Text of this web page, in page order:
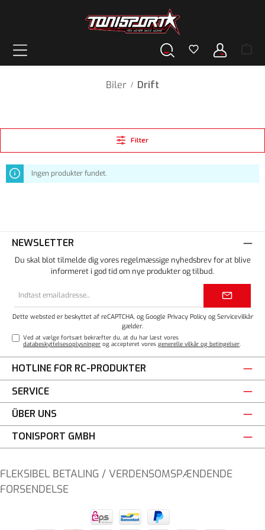
Biler / Drift
Filter
Ingen produkter fundet.
NEWSLETTER
Du skal blot tilmelde dig vores regelmæssige nyhedsbrev for at blive
informeret i god tid om nye produkter og tilbud.
Dette websted er beskyttet af reCAPTCHA, og Google Privacy Policyog Servicevilkår
gælder.
Ved at vælge fortsæt bekræfter du, at du har læst vores
databeskyttelsesoplysninger og accepteret voresgenerelle vilkår og betingelser.
HOTLINE FOR RC-PRODUKTER
SERVICE
ÜBER UNS
TONISPORT GMBH
FLEKSIBEL BETALING / VERDENSOMSPÆNDENDE
FORSENDELSE